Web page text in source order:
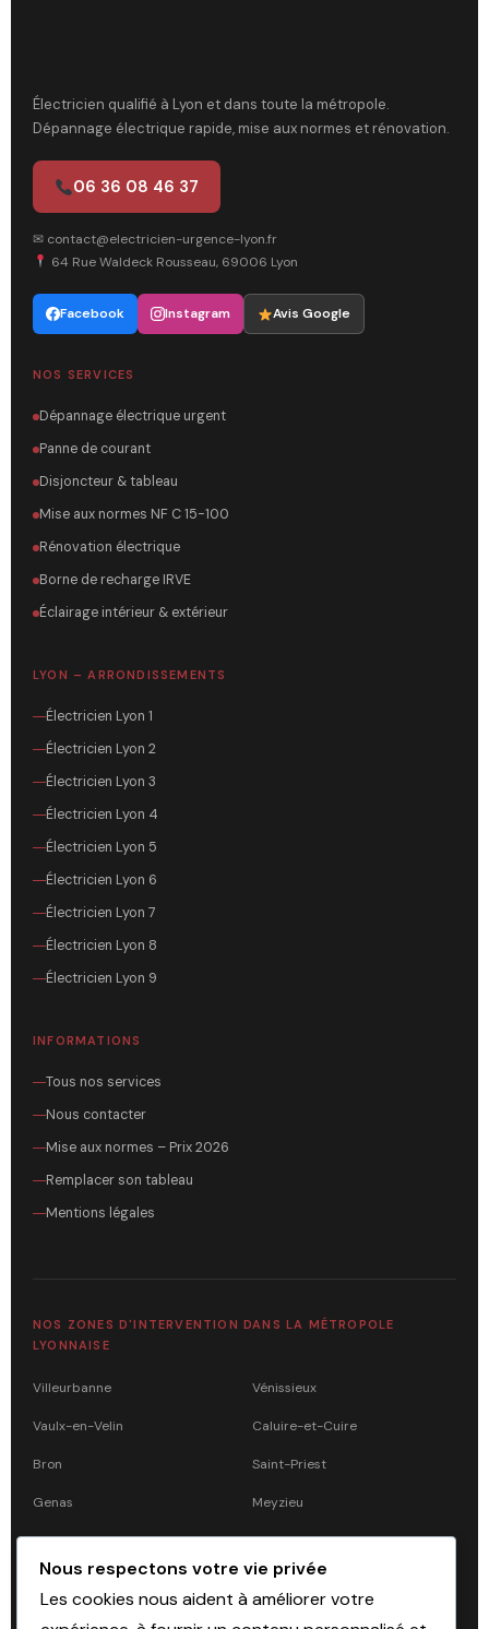
Électricien qualifié à Lyon et dans toute la métropole.
Dépannage électrique rapide, mise aux normes et rénovation.
06 36 08 46 37
✉ contact@electricien-urgence-lyon.fr
64 Rue Waldeck Rousseau, 69006 Lyon
Facebook Instagram Avis Google
NOS SERVICES
Dépannage électrique urgent
Panne de courant
Disjoncteur & tableau
Mise aux normes NF C 15-100
Rénovation électrique
Borne de recharge IRVE
Éclairage intérieur & extérieur
LYON – ARRONDISSEMENTS
Électricien Lyon 1
Électricien Lyon 2
Électricien Lyon 3
Électricien Lyon 4
Électricien Lyon 5
Électricien Lyon 6
Électricien Lyon 7
Électricien Lyon 8
Électricien Lyon 9
INFORMATIONS
Tous nos services
Nous contacter
Mise aux normes – Prix 2026
Remplacer son tableau
Mentions légales
NOS ZONES D'INTERVENTION DANS LA MÉTROPOLE
LYONNAISE
Villeurbanne Vénissieux
Vaulx-en-Velin Caluire-et-Cuire
Bron Saint-Priest
Genas Meyzieu
Mions Francheville
Tassin-la-Demi-Lune Craponne
Nous respectons votre vie privée
Les cookies nous aident à améliorer votre